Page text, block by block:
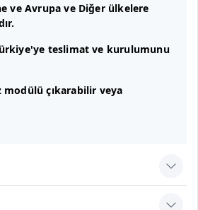
ve Avrupa ve Diğer ülkelere
teslimat ve kurulumunu
modülü çıkarabilir veya